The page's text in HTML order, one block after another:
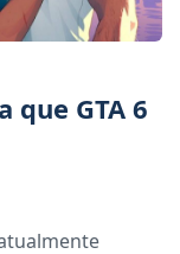
que GTA 6